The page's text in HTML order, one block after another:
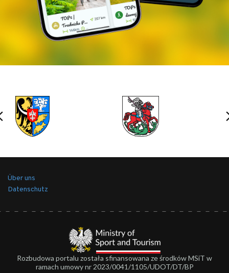
Über uns
Datenschutz
Rozbudowa portalu została sfinansowana ze środków MSiT w
ramach umowy nr 2023/0041/1105/UDOT/DT/BP